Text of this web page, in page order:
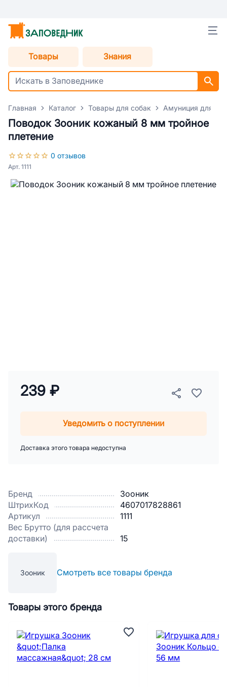
Товары Знания
Главная Каталог Товары для собак Амуниция для
Поводок Зооник кожаный 8 мм тройное
плетение
0 отзывов
Арт. 1111
Бренд
Зооник
ШтрихКод
4607017828861
Артикул
1111
Вес Брутто (для рассчета
доставки)
15
Зооник Смотреть все товары бренда
239 ₽
Уведомить о поступлении
Доставка этого товара недоступна
Товары этого бренда